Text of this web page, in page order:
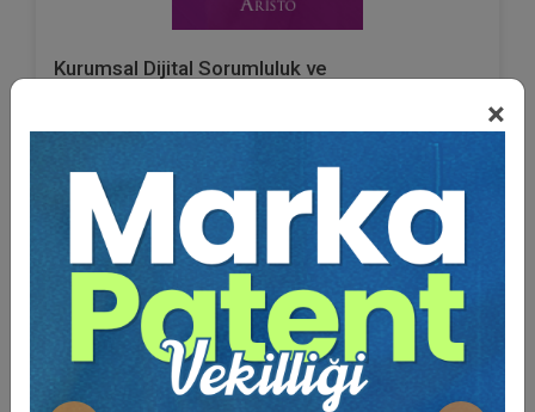
×
Kurumsal Dijital Sorumluluk ve
Prof. Dr. Armağan Ebru BOZKURT YÜKSEL
75 TL
Sepete Ekle
%40